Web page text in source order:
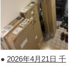
● 2026年4月21日 千